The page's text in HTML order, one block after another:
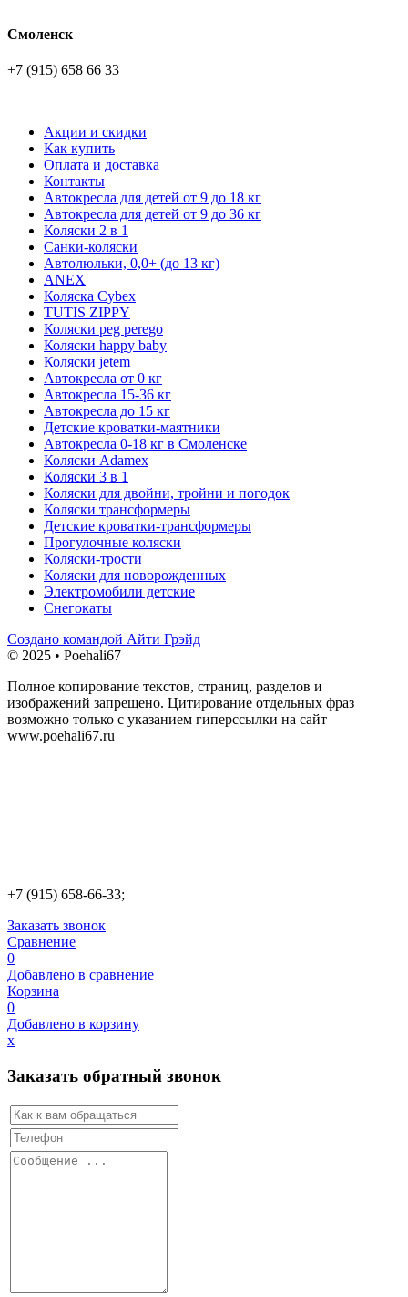
Смоленск
+7 (915) 658 66 33
Акции и скидки
Как купить
Оплата и доставка
Контакты
Автокресла для детей от 9 до 18 кг
Автокресла для детей от 9 до 36 кг
Коляски 2 в 1
Санки-коляски
Автолюльки, 0,0+ (до 13 кг)
ANEX
Коляска Cybex
TUTIS ZIPPY
Коляски peg perego
Коляски happy baby
Коляски jetem
Автокресла от 0 кг
Автокресла 15-36 кг
Автокресла до 15 кг
Детские кроватки-маятники
Автокресла 0-18 кг в Смоленске
Коляски Adamex
Коляски 3 в 1
Коляски для двойни, тройни и погодок
Коляски трансформеры
Детские кроватки-трансформеры
Прогулочные коляски
Коляски-трости
Коляски для новорожденных
Электромобили детские
Снегокаты
Создано командой Айти Грэйд
© 2025 • Poehali67
Полное копирование текстов, страниц, разделов и
изображений запрещено. Цитирование отдельных фраз
возможно только с указанием гиперссылки на сайт
www.poehali67.ru
+7 (915) 658-66-33;
Заказать звонок
Сравнение
0
Добавлено в сравнение
Корзина
0
Добавлено в корзину
х
Заказать обратный звонок